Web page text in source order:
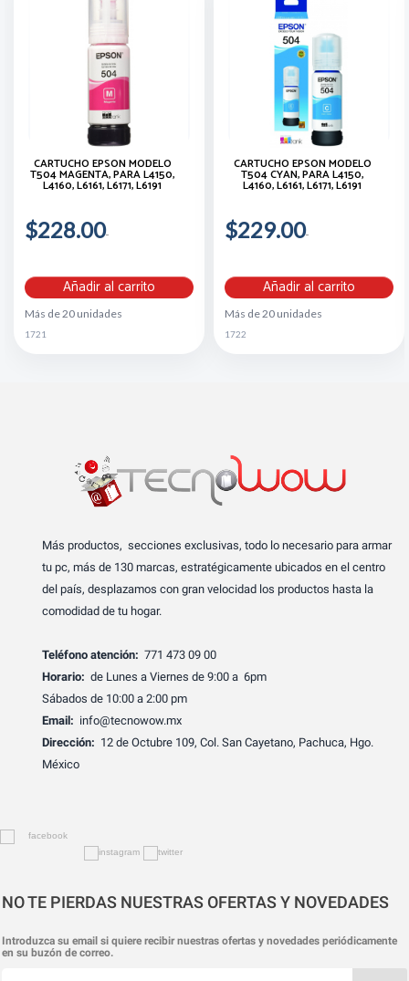
CARTUCHO EPSON MODELO
T504 MAGENTA, PARA L4150,
L4160, L6161, L6171, L6191
$228.00
Añadir al carrito
Más de 20 unidades
1721
CARTUCHO EPSON MODELO
T504 CYAN, PARA L4150,
L4160, L6161, L6171, L6191
$229.00
Añadir al carrito
Más de 20 unidades
1722
Más productos, secciones exclusivas, todo lo necesario para armar
tu pc, más de 130 marcas, estratégicamente ubicados en el centro
del país, desplazamos con gran velocidad los productos hasta la
comodidad de tu hogar.
Teléfono atención: 771 473 09 00
Horario: de Lunes a Viernes de 9:00 a 6pm
Sábados de 10:00 a 2:00 pm
Email: info@tecnowow.mx
Dirección: 12 de Octubre 109, Col. San Cayetano, Pachuca, Hgo.
México
NO TE PIERDAS NUESTRAS OFERTAS Y NOVEDADES
Introduzca su email si quiere recibir nuestras ofertas y novedades periódicamente
en su buzón de correo.